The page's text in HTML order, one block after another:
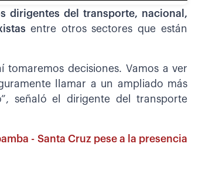
dirigentes del transporte, nacional,
entre otros sectores que están
decisiones. Vamos a ver
llamar a un ampliado más
señaló el dirigente del transporte
- Santa Cruz pese a la presencia